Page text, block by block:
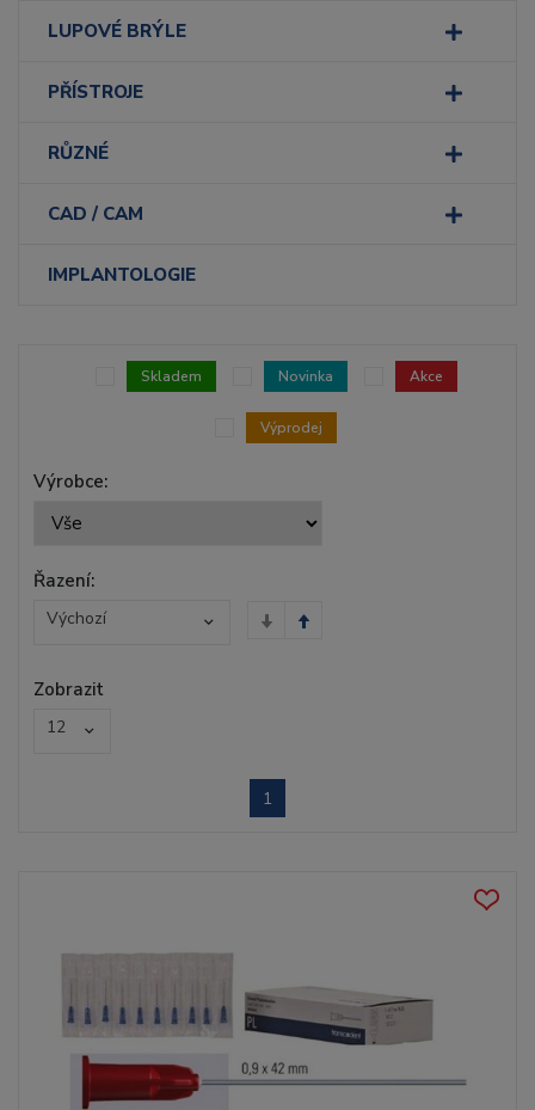
LUPOVÉ BRÝLE
PŘÍSTROJE
RŮZNÉ
CAD / CAM
IMPLANTOLOGIE
Výrobce:
Skladem Novinka Akce
Výprodej
Řazení:
Výchozí
Zobrazit
12
1